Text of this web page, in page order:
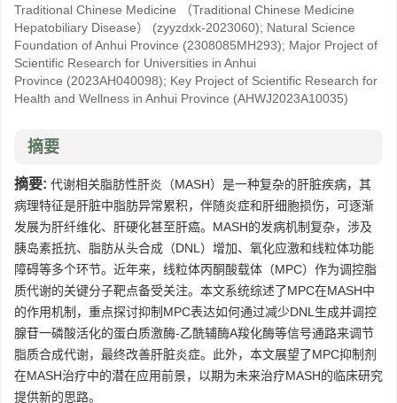
Traditional Chinese Medicine （Traditional Chinese Medicine
Hepatobiliary Disease）
(zyyzdxk-2023060); Natural Science
Foundation of Anhui Province (2308085MH293); Major Project of
Scientific Research for Universities in Anhui
Province (2023AH040098); Key Project of Scientific Research for
Health and Wellness in Anhui Province (AHWJ2023A10035)
摘要
摘要: 代谢相关脂肪性肝炎（MASH）是一种复杂的肝脏疾病，其
病理特征是肝脏中脂肪异常累积，伴随炎症和肝细胞损伤，可逐渐
发展为肝纤维化、肝硬化甚至肝癌。MASH的发病机制复杂，涉及
胰岛素抵抗、脂肪从头合成（DNL）增加、氧化应激和线粒体功能
障碍等多个环节。近年来，线粒体丙酮酸载体（MPC）作为调控脂
质代谢的关键分子靶点备受关注。本文系统综述了MPC在MASH中
的作用机制，重点探讨抑制MPC表达如何通过减少DNL生成并调控
腺苷一磷酸活化的蛋白质激酶-乙酰辅酶A羧化酶等信号通路来调节
脂质合成代谢，最终改善肝脏炎症。此外，本文展望了MPC抑制剂
在MASH治疗中的潜在应用前景，以期为未来治疗MASH的临床研究
提供新的思路。